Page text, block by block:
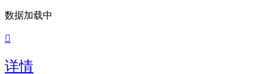
数据加载中

详情